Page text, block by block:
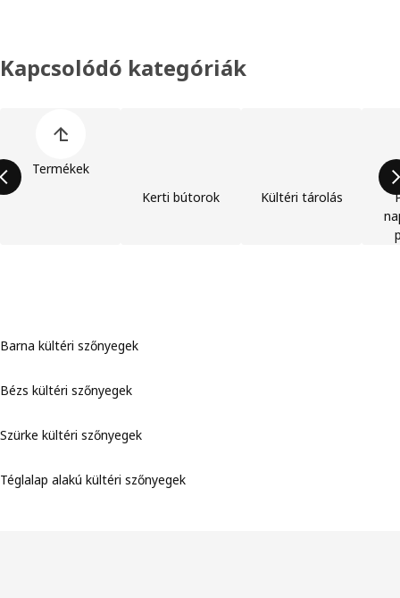
Kapcsolódó kategóriák
Termékek
Kerti bútorok
Kültéri tárolás
Barna kültéri szőnyegek
Bézs kültéri szőnyegek
Szürke kültéri szőnyegek
Téglalap alakú kültéri szőnyegek